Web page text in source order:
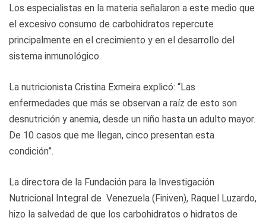
Los especialistas en la materia señalaron a este medio que
el excesivo consumo de carbohidratos repercute
principalmente en el crecimiento y en el desarrollo del
sistema inmunológico.
La nutricionista Cristina Exmeira explicó: “Las
enfermedades que más se observan a raíz de esto son
desnutrición y anemia, desde un niño hasta un adulto mayor.
De 10 casos que me llegan, cinco presentan esta
condición”.
La directora de la Fundación para la Investigación
Nutricional Integral de Venezuela (Finiven), Raquel Luzardo,
hizo la salvedad de que los carbohidratos o hidratos de